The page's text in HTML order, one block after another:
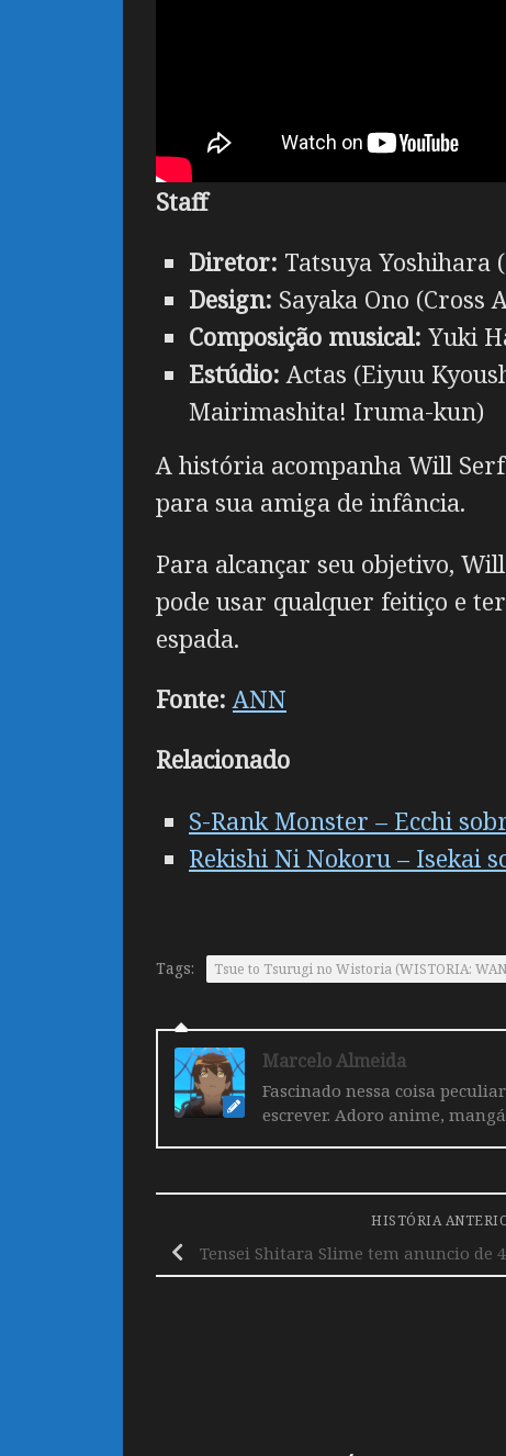
Staff
Diretor: Tatsuya Yoshihara
Design: Sayaka Ono (Cross
Composição musical: Yuki
Estúdio: Actas (Eiyuu
Mairimashita! Iruma-kun)
A história acompanha Will
para sua amiga de infância.
Para alcançar seu objetivo,
pode usar qualquer feitiço e
espada.
Fonte: ANN
Relacionado
S-Rank Monster – Ecchi
Rekishi Ni Nokoru – Isekai
Tags: Tsue to Tsurugi no Wistoria (WISTORIA:
Marcelo Almeida
Fascinado nessa coisa
escrever. Adoro anime,
HISTÓRIA
Tensei Shitara Slime tem anuncio de